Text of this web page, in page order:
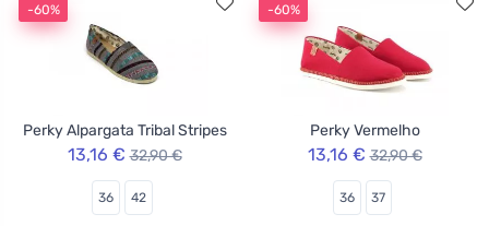
-60%
Perky Alpargata Tribal Stripes
13,16 € 32,90 €
36 42
-60%
Perky Vermelho
13,16 € 32,90 €
36 37